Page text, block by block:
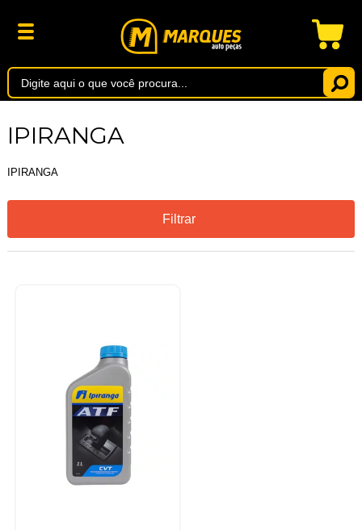
IPIRANGA
IPIRANGA
Filtrar